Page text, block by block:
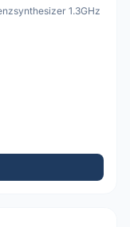
1.3GHz